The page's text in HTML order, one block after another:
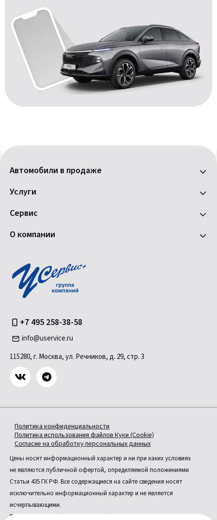
Автомобили в продаже
Услуги
Сервис
О компании
+7 495 258-38-58
info@uservice.ru
115280, г. Москва, ул. Речников, д. 29, стр. 3
Политика конфиденциальности
Политика использования файлов Куки (Cookie)
Согласие на обработку персональных данных
Цены носят информационный характер и ни при каких условиях
не являются публичной офертой, определяемой положениями
Статьи 435 ГК РФ. Все содержащиеся на сайте сведения носят
исключительно информационный характер и не является
исчерпывающими.
Все условия приобретения автомобилей, цены, спецпредложения